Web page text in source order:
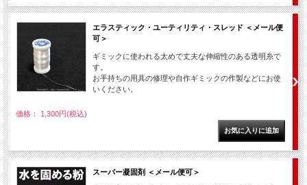
エラスティック・ユーティリティ・スレッド ＜メール便
可＞
ギミックに使われる太めで丈夫な伸縮性のある透明糸で
す。
お手持ちの用具の修理や自作ギミックの作製などにお使
いください。
価格： 1,300円(税込)
スーパー凝固剤 ＜メール便可＞